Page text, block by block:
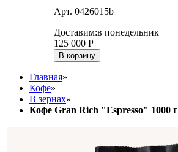
Арт. 0426015b
Доставим:в понедельник
125 000 Р
В корзину
Главная»
Кофе»
В зернах»
Кофе Gran Rich "Espresso" 1000 г